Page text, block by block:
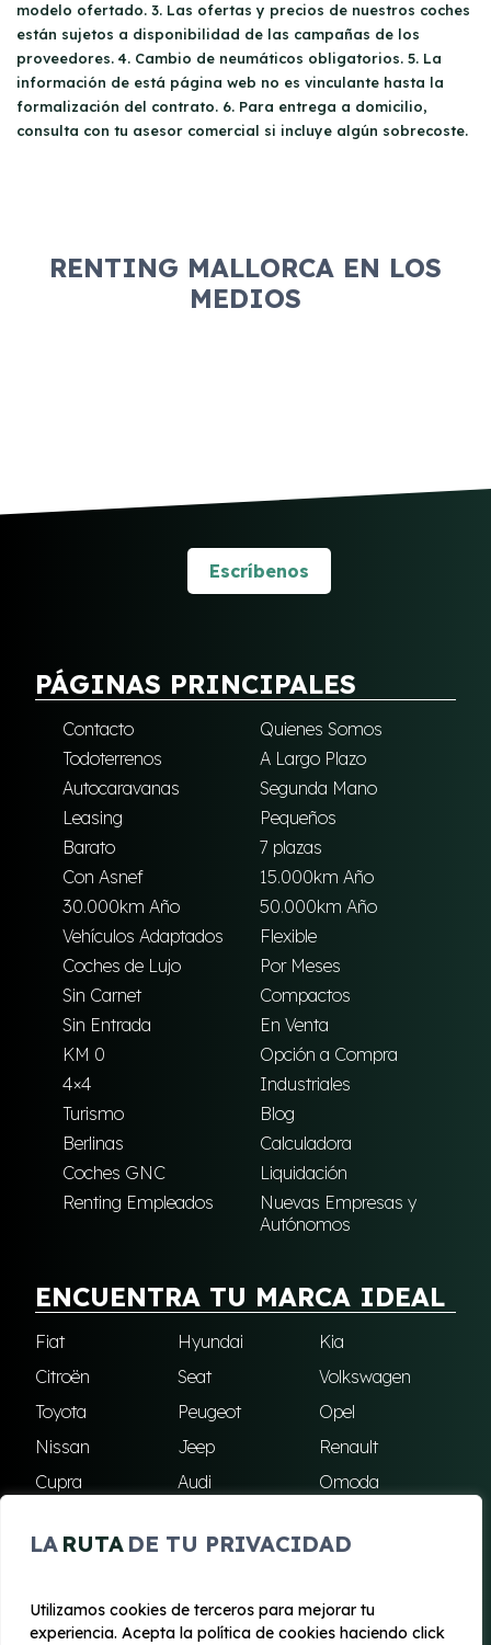
LA RUTA DE TU PRIVACIDAD
Utilizamos cookies de terceros para mejorar tu
experiencia. Acepta la política de cookies haciendo click
modelo ofertado. 3. Las ofertas y precios de nuestros coches
están sujetos a disponibilidad de las campañas de los
proveedores. 4. Cambio de neumáticos obligatorios. 5. La
información de está página web no es vinculante hasta la
formalización del contrato. 6. Para entrega a domicilio,
consulta con tu asesor comercial si incluye algún sobrecoste.
RENTING MALLORCA EN LOS
MEDIOS
Escríbenos
PÁGINAS PRINCIPALES
Contacto
Quienes Somos
Todoterrenos
A Largo Plazo
Autocaravanas
Segunda Mano
Leasing
Pequeños
Barato
7 plazas
Con Asnef
15.000km Año
30.000km Año
50.000km Año
Vehículos Adaptados
Flexible
Coches de Lujo
Por Meses
Sin Carnet
Compactos
Sin Entrada
En Venta
KM 0
Opción a Compra
4×4
Industriales
Turismo
Blog
Berlinas
Calculadora
Coches GNC
Liquidación
Renting Empleados
Nuevas Empresas y
Autónomos
ENCUENTRA TU MARCA IDEAL
Fiat Hyundai
Kia
Citroën
Seat
Volkswagen
Toyota
Peugeot
Opel
Nissan
Jeep
Renault
Cupra
Audi
Omoda
Skoda
Ford Todas las marcas